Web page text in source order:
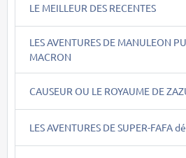
LE MEILLEUR DES RECENTES
LES AVENTURES DE MANULEON
MACRON
CAUSEUR OU LE ROYAUME DE
LES AVENTURES DE SUPER-FAFA